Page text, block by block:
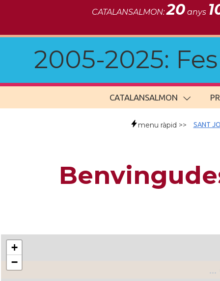
CATALANSALMON:20 anys
2005-2025:
CATALANSALMON
menu ràpid >> SANT
+
−